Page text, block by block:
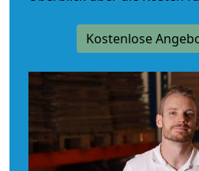
Kostenlose